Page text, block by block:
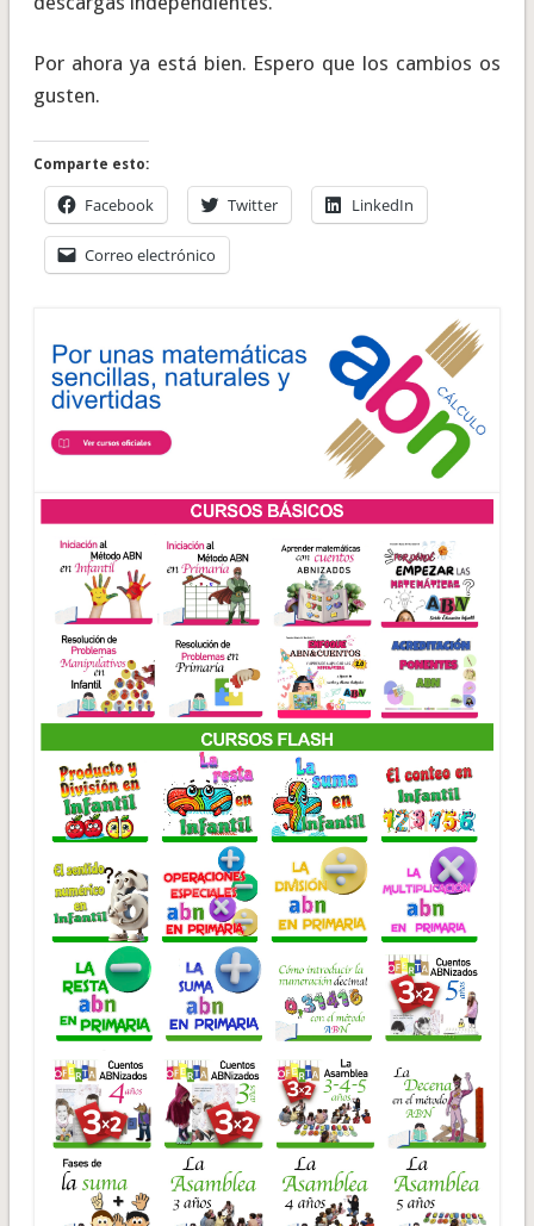
Por ahora ya está bien. Espero que los cambios os
gusten.
Comparte esto:
Facebook Twitter LinkedIn
Correo electrónico